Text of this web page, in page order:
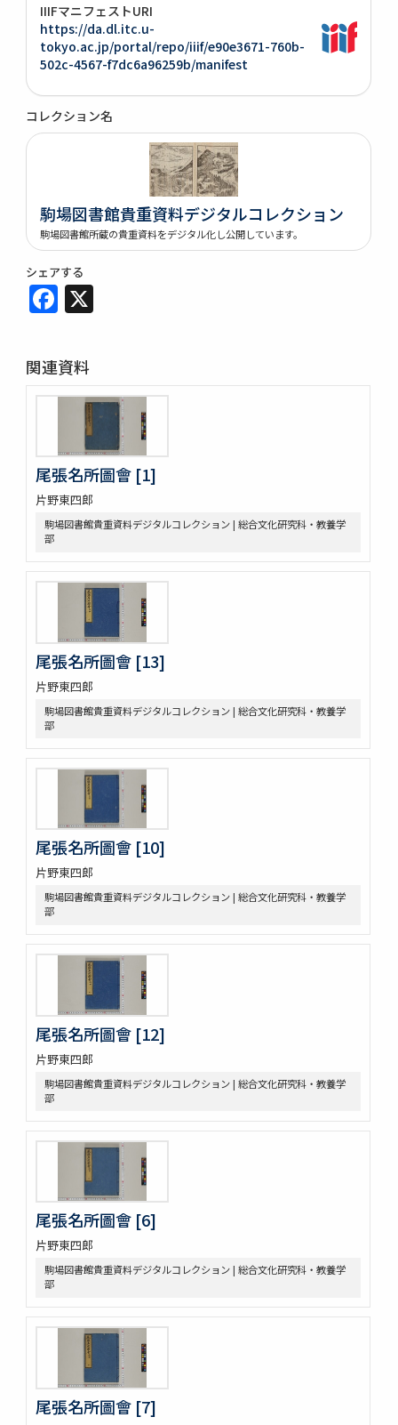
IIIFマニフェストURI
https://da.dl.itc.u-
tokyo.ac.jp/portal/repo/iiif/e90e3671-760b-
502c-4567-f7dc6a96259b/manifest
コレクション名
駒場図書館貴重資料デジタルコレクション
駒場図書館所蔵の貴重資料をデジタル化し公開しています。
シェアする
Facebook
関連資料
尾張名所圖會 [1]
片野東四郎
駒場図書館貴重資料デジタルコレクション | 総合文化研究科・教養学
部
尾張名所圖會 [13]
片野東四郎
駒場図書館貴重資料デジタルコレクション | 総合文化研究科・教養学
部
尾張名所圖會 [10]
片野東四郎
駒場図書館貴重資料デジタルコレクション | 総合文化研究科・教養学
部
尾張名所圖會 [12]
片野東四郎
駒場図書館貴重資料デジタルコレクション | 総合文化研究科・教養学
部
尾張名所圖會 [6]
片野東四郎
駒場図書館貴重資料デジタルコレクション | 総合文化研究科・教養学
部
尾張名所圖會 [7]